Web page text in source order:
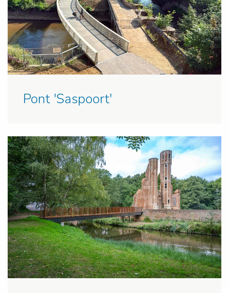
Pont 'Saspoort'